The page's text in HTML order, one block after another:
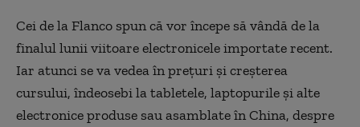
Cei de la Flanco spun că vor începe să vândă de la
finalul lunii viitoare electronicele importate recent.
Iar atunci se va vedea în preţuri şi creşterea
cursului, îndeosebi la tabletele, laptopurile şi alte
electronice produse sau asamblate în China, despre